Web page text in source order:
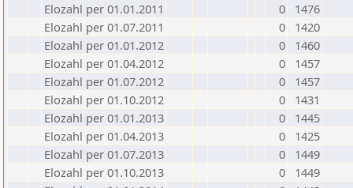
Elozahl per 01.01.2011
0
1476
Elozahl per 01.07.2011
0
1420
Elozahl per 01.01.2012
0
1460
Elozahl per 01.04.2012
0
1457
Elozahl per 01.07.2012
0
1457
Elozahl per 01.10.2012
0
1431
Elozahl per 01.01.2013
0
1445
Elozahl per 01.04.2013
0
1425
Elozahl per 01.07.2013
0
1449
Elozahl per 01.10.2013
0
1449